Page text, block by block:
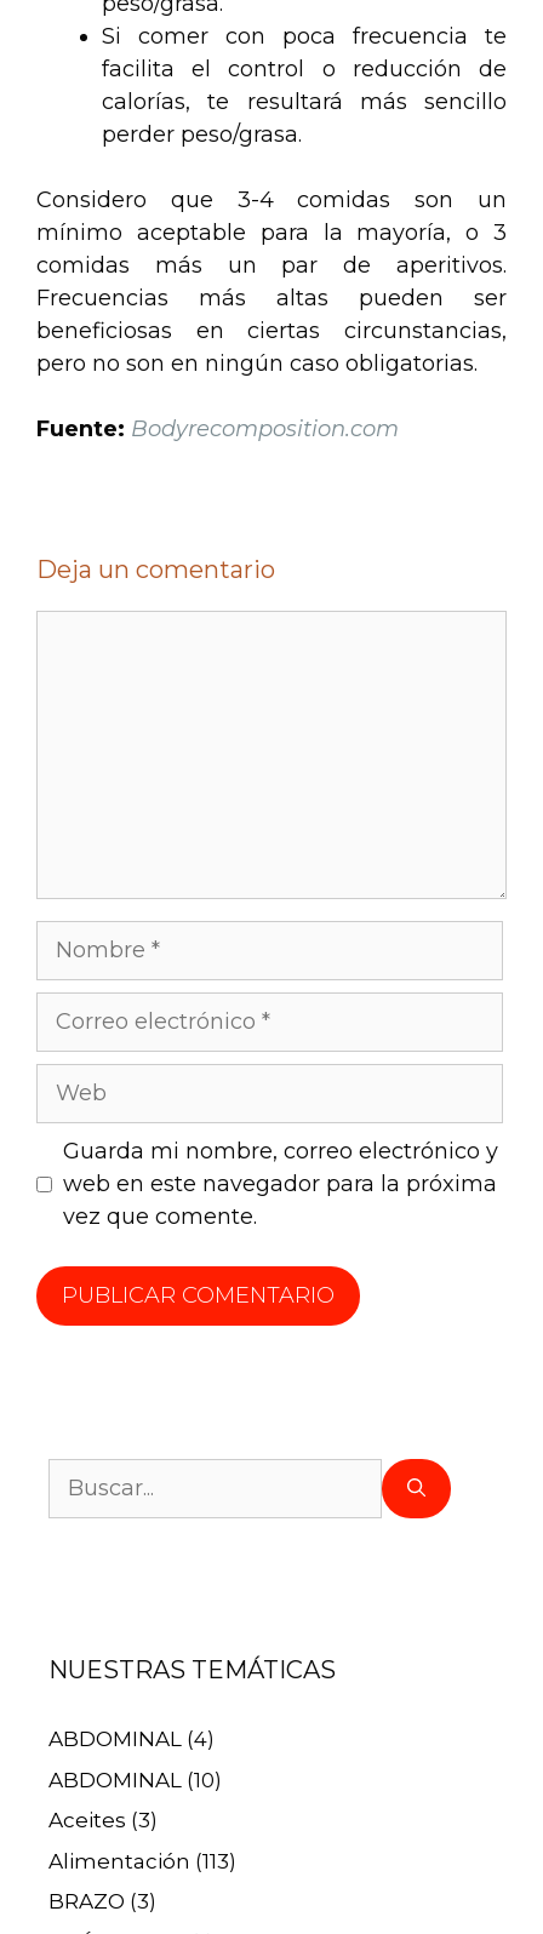
Si comer con poca frecuencia te
facilita el control o reducción de
calorías, te resultará más sencillo
perder peso/grasa.
Considero que 3-4 comidas son un
mínimo aceptable para la mayoría, o 3
comidas más un par de aperitivos.
Frecuencias más altas pueden ser
beneficiosas en ciertas circunstancias,
pero no son en ningún caso obligatorias.
Fuente: Bodyrecomposition.com
Deja un comentario
Guarda mi nombre, correo electrónico y
web en este navegador para la próxima
vez que comente.
NUESTRAS TEMÁTICAS
ABDOMINAL (4)
ABDOMINAL (10)
Aceites (3)
Alimentación (113)
BRAZO (3)